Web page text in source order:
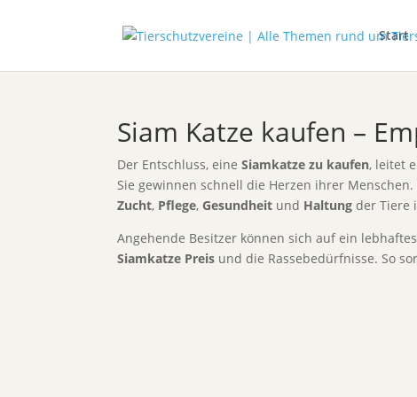
Start
Siam Katze kaufen –
Der Entschluss, eine Siamkatze zu kaufen, leitet
Sie gewinnen schnell die Herzen ihrer
Zucht, Pflege, Gesundheit und Haltung der Tiere
Angehende Besitzer können sich auf ein
Siamkatze Preis und die Rassebedürfnisse. So